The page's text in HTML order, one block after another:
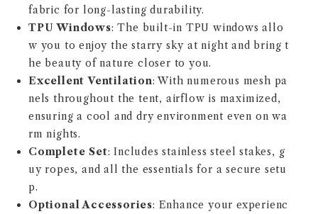
fabric for long-lasting durability.
TPU Windows: The built-in TPU windows allo
w you to enjoy the starry sky at night and bring t
he beauty of nature closer to you.
Excellent Ventilation: With numerous mesh pa
nels throughout the tent, airflow is maximized,
ensuring a cool and dry environment even on wa
rm nights.
Complete Set: Includes stainless steel stakes, g
uy ropes, and all the essentials for a secure setu
p.
Optional Accessories: Enhance your experienc